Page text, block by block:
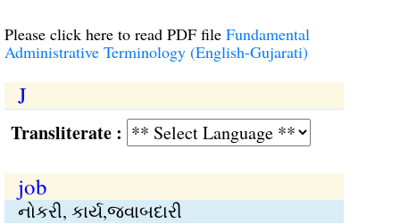
Please click here to read PDF file Fundamental
Administrative Terminology (English-Gujarati)
J
:
job
નોકરી, કાર્ય,જવાબદારી